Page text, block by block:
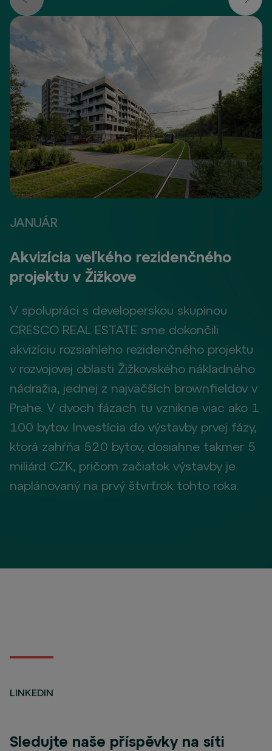
JANUÁR
Akvizícia veľkého rezidenčného
projektu v Žižkove
V spolupráci s developerskou skupinou
CRESCO REAL ESTATE sme dokončili
akvizíciu rozsiahleho rezidenčného projektu
v rozvojovej oblasti Žižkovského nákladného
nádražia, jednej z najväčších brownfieldov v
Prahe. V dvoch fázach tu vznikne viac ako 1
100 bytov. Investícia do výstavby prvej fázy,
ktorá zahŕňa 520 bytov, dosiahne takmer 5
miliárd CZK, pričom začiatok výstavby je
naplánovaný na prvý štvrťrok tohto roka.
LINKEDIN
Sledujte naše příspěvky na síti